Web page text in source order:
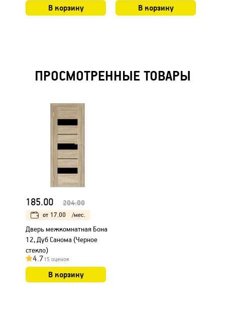
В корзину В корзину
ПРОСМОТРЕННЫЕ ТОВАРЫ
185.00 204.00
от 17.00 /мес.
Дверь межкомнатная Бона
12, Дуб Санома (Черное
стекло)
4.715 оценок
В корзину